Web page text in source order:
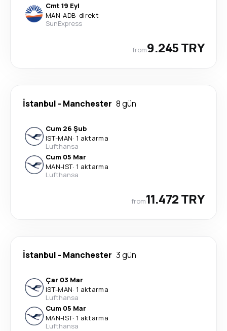
Cmt 19 Eyl
MAN-ADB· direkt
SunExpress
from9.245 TRY
İstanbul - Manchester 8 gün
Cum 26 Şub
IST-MAN· 1 aktarma
Lufthansa
Cum 05 Mar
MAN-IST· 1 aktarma
Lufthansa
from11.472 TRY
İstanbul - Manchester 3 gün
Çar 03 Mar
IST-MAN· 1 aktarma
Lufthansa
Cum 05 Mar
MAN-IST· 1 aktarma
Lufthansa